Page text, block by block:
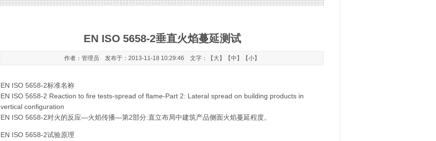
EN ISO 5658-2垂直火焰蔓延测试
作者：管理员 发布于：2013-11-18 10:29:46 文字：【 大】【中 】【小】
EN ISO 5658-2标准名称
EN ISO 5658-2 Reaction to fire tests-spread of flame-Part 2: Lateral spread on building products in
vertical configuration
EN ISO 5658-2对火的反应—火焰传播—第2部分:直立布局中建筑产品侧面火焰蔓延程度。
EN ISO 5658-2试验原理